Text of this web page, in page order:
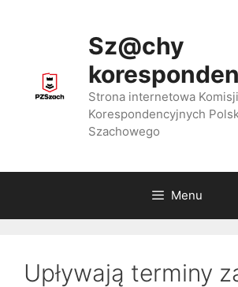
Sz@chy
Strona internetowa
Korespondencyjnych
Szachowego
Menu
Upływają terminy